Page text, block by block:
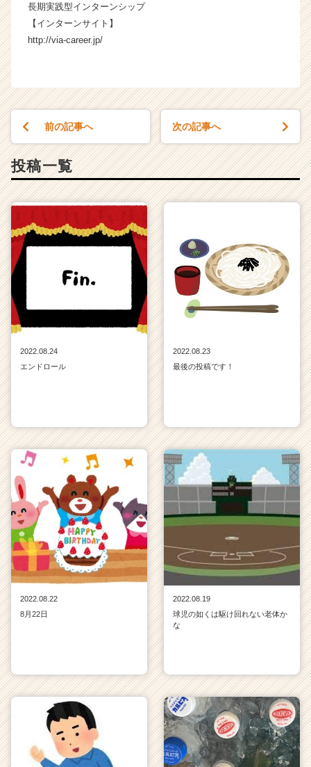
長期実践型インターンシップ
【インターンサイト】
http://via-career.jp/
前の記事へ 次の記事へ
投稿一覧
2022.08.24
エンドロール
2022.08.23
最後の投稿です！
2022.08.22
8月22日
2022.08.19
球児の如くは駆け回れない老体か
な